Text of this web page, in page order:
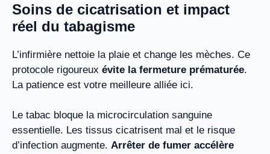
Soins de cicatrisation et impact
réel du tabagisme
L’infirmière nettoie la plaie et change les mèches. Ce
protocole rigoureux évite la fermeture prématurée.
La patience est votre meilleure alliée ici.
Le tabac bloque la microcirculation sanguine
essentielle. Les tissus cicatrisent mal et le risque
d’infection augmente. Arrêter de fumer accélère